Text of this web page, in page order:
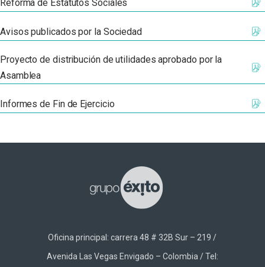
Reforma de Estatutos Sociales
Avisos publicados por la Sociedad
Proyecto de distribución de utilidades aprobado por la
Asamblea
Informes de Fin de Ejercicio
Oficina principal: carrera 48 # 32B Sur – 219 /
Avenida Las Vegas Envigado – Colombia / Tel: